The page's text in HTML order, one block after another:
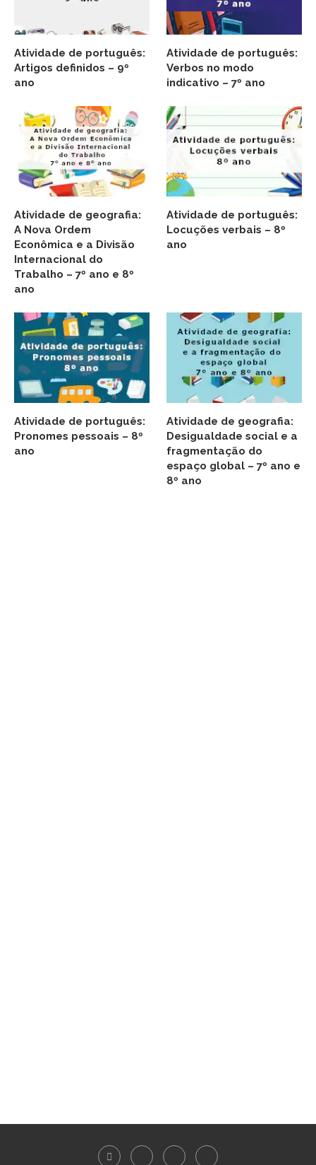
Atividade de português:
Artigos definidos – 9º
ano
Atividade de português:
Verbos no modo
indicativo – 7º ano
Atividade de geografia:
A Nova Ordem
Econômica e a Divisão
Internacional do
Trabalho – 7º ano e 8º
ano
Atividade de português:
Locuções verbais – 8º
ano
Atividade de português:
Pronomes pessoais – 8º
ano
Atividade de geografia:
Desigualdade social e a
fragmentação do
espaço global – 7º ano e
8º ano